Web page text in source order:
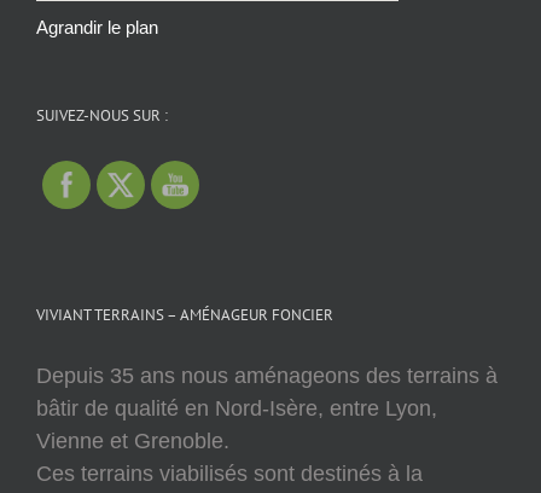
Agrandir le plan
SUIVEZ-NOUS SUR :
VIVIANT TERRAINS – AMÉNAGEUR FONCIER
Depuis 35 ans nous aménageons des terrains à
bâtir de qualité en Nord-Isère, entre Lyon,
Vienne et Grenoble.
Ces terrains viabilisés sont destinés à la